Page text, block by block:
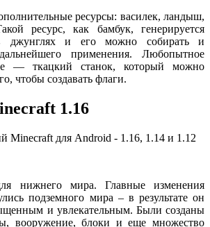
ресурсы: василек, ландыш,
ресурс, как бамбук, генерируется
в джунглях и его можно собирать и
применения. Любопытное
— ткацкий станок, который можно
чтобы создавать флаги.
1.16
нижнего мира. Главные изменения
подземного мира – в результате он
и увлекательным. Были созданы
вооружение, блоки и еще множество